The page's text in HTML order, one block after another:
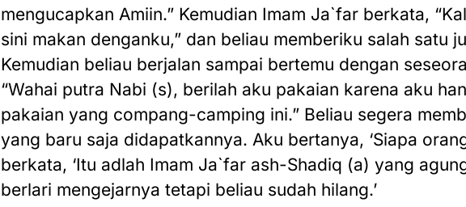
mengucapkan Amiin.” Kemudian Imam Ja`far berkata,
sini makan denganku,” dan beliau memberiku salah satu
Kemudian beliau berjalan sampai bertemu dengan
“Wahai putra Nabi (s), berilah aku pakaian karena aku
pakaian yang compang-camping ini.” Beliau segera
yang baru saja didapatkannya. Aku bertanya, ‘Siapa
berkata, ‘Itu adlah Imam Ja`far ash-Shadiq (a) yang
berlari mengejarnya tetapi beliau sudah hilang.’